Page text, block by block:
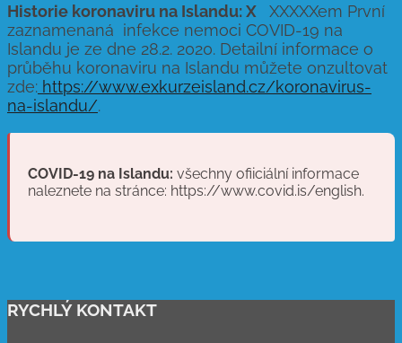
Historie koronaviru na Islandu: X
XXXXXem První
zaznamenaná infekce nemoci COVID-19 na
Islandu je ze dne 28.2. 2020. Detailní informace o
průběhu koronaviru na Islandu můžete onzultovat
zde: https://www.exkurzeisland.cz/koronavirus-
na-islandu/.
COVID-19 na Islandu: všechny ofiiciální informace
naleznete na stránce: https://www.covid.is/english.
RYCHLÝ KONTAKT